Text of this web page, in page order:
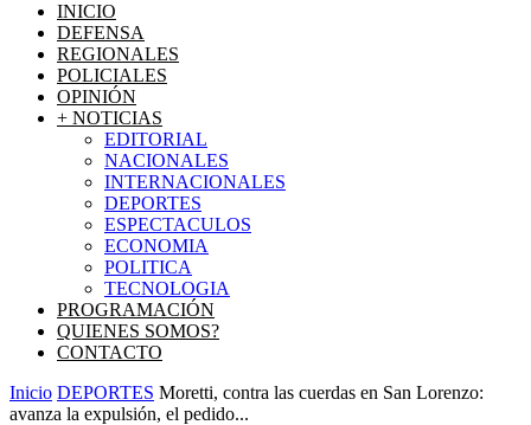
INICIO
DEFENSA
REGIONALES
POLICIALES
OPINIÓN
+ NOTICIAS
EDITORIAL
NACIONALES
INTERNACIONALES
DEPORTES
ESPECTACULOS
ECONOMIA
POLITICA
TECNOLOGIA
PROGRAMACIÓN
QUIENES SOMOS?
CONTACTO
Inicio DEPORTES Moretti, contra las cuerdas en San Lorenzo:
avanza la expulsión, el pedido...